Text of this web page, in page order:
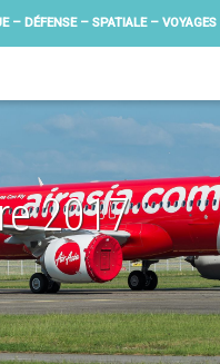
– DÉFENSE – SPATIALE – VOYAGES
2017